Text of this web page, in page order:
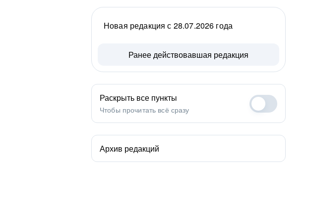
Новая редакция с 28.07.2026 года
Ранее действовавшая редакция
Раскрыть все пункты
Чтобы прочитать всё сразу
Архив редакций